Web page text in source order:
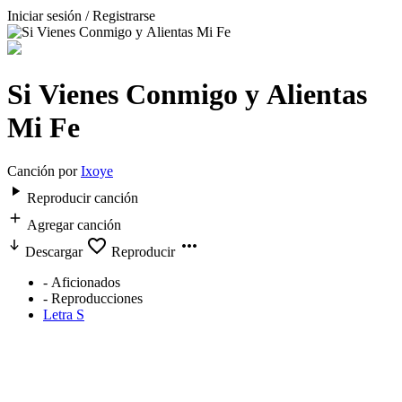
Iniciar sesión / Registrarse
Si Vienes Conmigo y Alientas
Mi Fe
Canción porIxoye
Reproducir canción
Agregar canción
Descargar
Reproducir
- Aficionados
- Reproducciones
Letra S